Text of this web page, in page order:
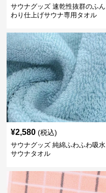
サウナグッズ 速乾性抜群のふん
わり仕上げサウナ専用タオル
¥2,580 (税込)
サウナグッズ 純綿ふわふわ吸水
サウナタオル